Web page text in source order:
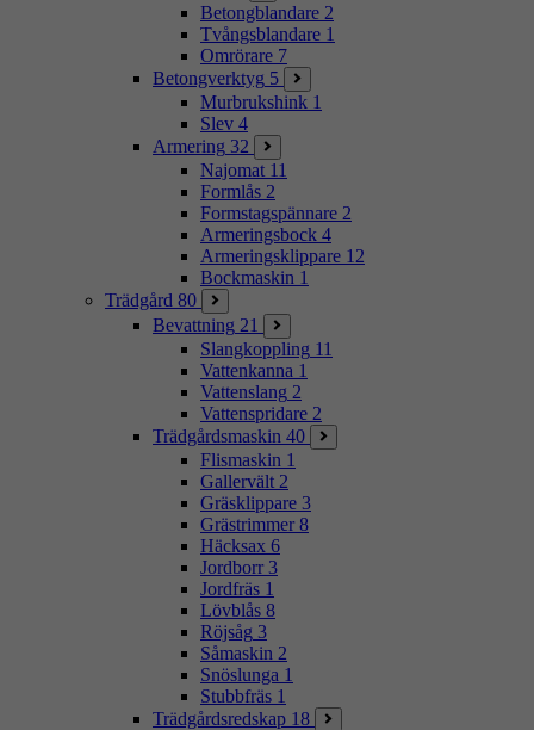
Betongblandare 2
Tvångsblandare 1
Omrörare 7
Betongverktyg 5
Murbrukshink 1
Slev 4
Armering 32
Najomat 11
Formlås 2
Formstagspännare 2
Armeringsbock 4
Armeringsklippare 12
Bockmaskin 1
Trädgård 80
Bevattning 21
Slangkoppling 11
Vattenkanna 1
Vattenslang 2
Vattenspridare 2
Trädgårdsmaskin 40
Flismaskin 1
Gallervält 2
Gräsklippare 3
Grästrimmer 8
Häcksax 6
Jordborr 3
Jordfräs 1
Lövblås 8
Röjsåg 3
Såmaskin 2
Snöslunga 1
Stubbfräs 1
Trädgårdsredskap 18